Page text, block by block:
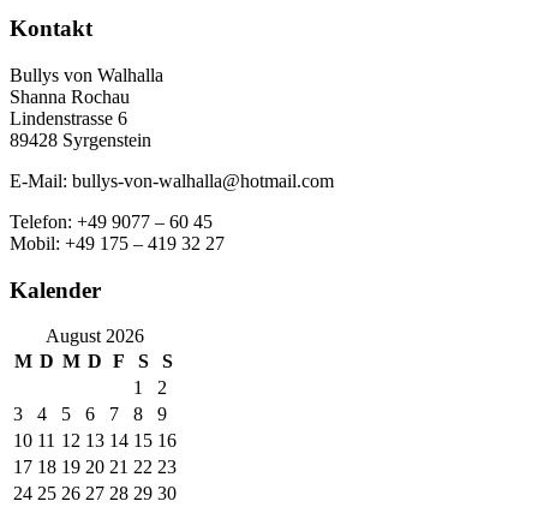
Kontakt
Bullys von Walhalla
Shanna Rochau
Lindenstrasse 6
89428 Syrgenstein
E-Mail: bullys-von-walhalla@hotmail.com
Telefon: +49 9077 – 60 45
Mobil: +49 175 – 419 32 27
Kalender
August 2026
M D M D F S
S
1
2
3
4 5 6 7 8
9
10 11 12 13 14 15 16
17 18 19 20 21 22 23
24 25 26 27 28 29 30